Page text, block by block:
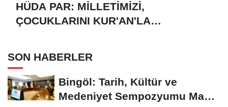
HÜDA PAR: MİLLETİMİZİ,
ÇOCUKLARINI KUR'AN'LA
SON HABERLER
Bingöl: Tarih, Kültür ve
Medeniyet Sempozyumu Mayıs